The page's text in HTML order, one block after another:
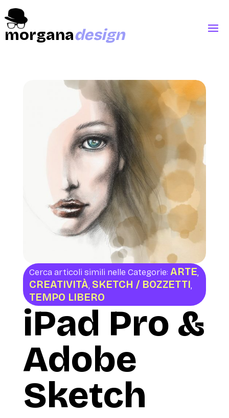
morganadesign
Cerca articoli simili nelle Categorie: ARTE,
CREATIVITÀ, SKETCH / BOZZETTI,
TEMPO LIBERO
iPad Pro &
Adobe
Sketch